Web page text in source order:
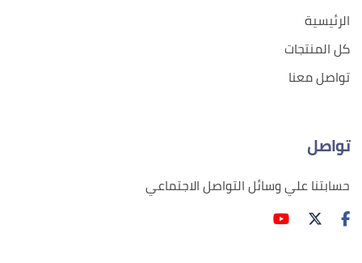
الرئيسية
كل المنتجات
تواصل معنا
تواصل
حسابتنا علي وسائل التواصل الاجتماعي